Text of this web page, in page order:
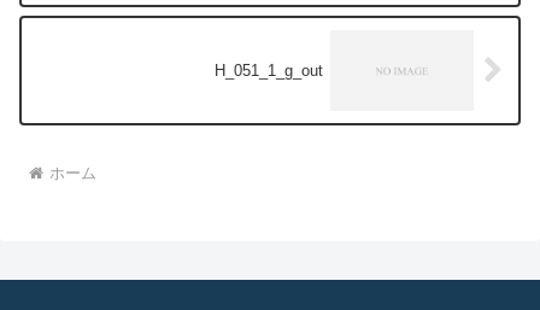
H_051_1_g_out
ホーム